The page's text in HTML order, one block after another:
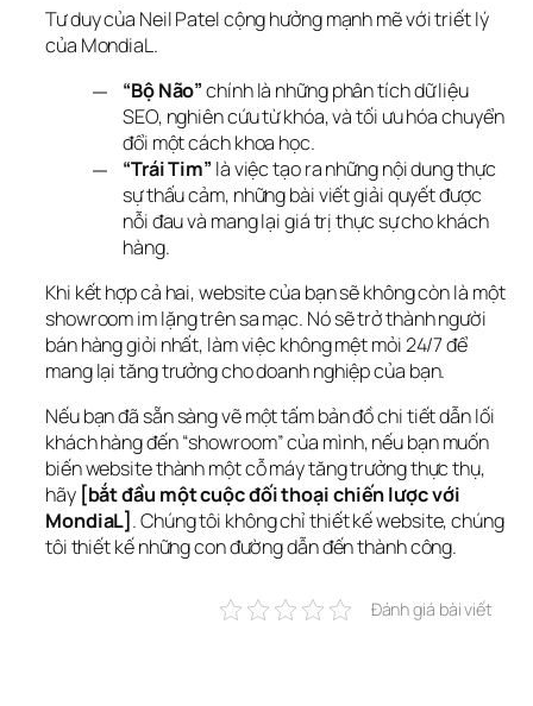
Tư duy của Neil Patel cộng hưởng mạnh mẽ với triết lý
của MondiaL.
“Bộ Não”chính là những phân tích dữ liệu
SEO, nghiên cứu từ khóa, và tối ưu hóa chuyển
đổi một cách khoa học.
“Trái Tim” là việc tạo ra những nội dung thực
sự thấu cảm, những bài viết giải quyết được
nỗi đau và mang lại giá trị thực sự cho khách
hàng.
Khi kết hợp cả hai, website của bạn sẽ không còn là một
showroom im lặng trên sa mạc. Nó sẽ trở thành người
bán hàng giỏi nhất, làm việc không mệt mỏi 24/7 để
mang lại tăng trưởng cho doanh nghiệp của bạn.
Nếu bạn đã sẵn sàng vẽ một tấm bản đồ chi tiết dẫn lối
khách hàng đến “showroom” của mình, nếu bạn muốn
biến website thành một cỗ máy tăng trưởng thực thụ,
hãy [bắt đầu một cuộc đối thoại chiến lược với
MondiaL] . Chúng tôi không chỉ thiết kế website, chúng
tôi thiết kế những con đường dẫn đến thành công.
Đánh giá bài viết